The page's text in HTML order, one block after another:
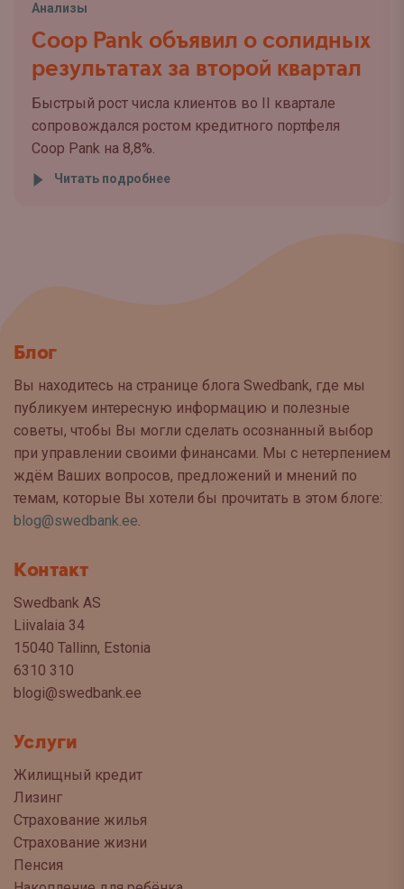
Анализы
Coop Pank объявил о солидных
результатах за второй квартал
Быстрый рост числа клиентов во II квартале
сопровождался ростом кредитного портфеля
Coop Pank на 8,8%.
Читать подробнее
Блог
Вы находитесь на странице блога Swedbank, где мы
публикуем интересную информацию и полезные
советы, чтобы Вы могли сделать осознанный выбор
при управлении своими финансами. Мы с нетерпением
ждём Ваших вопросов, предложений и мнений по
темам, которые Вы хотели бы прочитать в этом блоге:
blog@swedbank.ee.
Контакт
Swedbank AS
Liivalaia 34
15040 Tallinn, Estonia
6310 310
blogi@swedbank.ee
Услуги
Жилищный кредит
Лизинг
Страхование жилья
Страхование жизни
Пенсия